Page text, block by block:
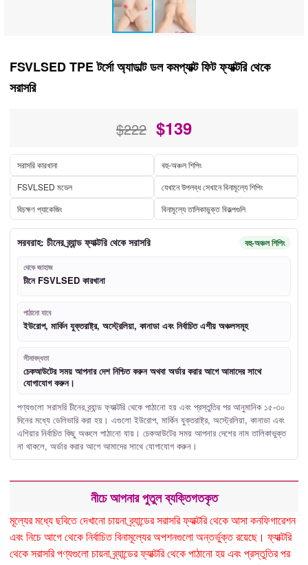
FSVLSED TPE টর্সো অ্যাডাল্ট ডল কমপ্যাক্ট ফিট ফ্যাক্টরি থেকে
সরাসরি
$222 $139
সরাসরি কারখানা
বহু-অঞ্চল শিপিং
FSVLSED মডেল
যেখানে উপলব্ধ সেখানে বিনামূল্যে শিপিং
বিচক্ষণ প্যাকেজিং
বিনামূল্যে তালিকাভুক্ত বিকল্পগুলি
সরবরাহ: চীনের ব্র্যান্ড ফ্যাক্টরি থেকে সরাসরি বহু-অঞ্চল শিপিং
থেকে জাহাজ
চীনে FSVLSED কারখানা
পাঠানো যাবে
ইউরোপ, মার্কিন যুক্তরাষ্ট্র, অস্ট্রেলিয়া, কানাডা এবং নির্বাচিত এশীয় অঞ্চলসমূহ
সীমাবদ্ধতা
চেকআউটের সময় আপনার দেশ নিশ্চিত করুন অথবা অর্ডার করার আগে আমাদের সাথে
যোগাযোগ করুন।
পণ্যগুলো সরাসরি চীনের ব্র্যান্ড ফ্যাক্টরি থেকে পাঠানো হয় এবং প্রস্তুতির পর আনুমানিক ১৫-৩০
দিনের মধ্যে ডেলিভারি করা হয়। এগুলো ইউরোপ, মার্কিন যুক্তরাষ্ট্র, অস্ট্রেলিয়া, কানাডা এবং
এশিয়ার নির্বাচিত কিছু অঞ্চলে পাঠানো যায়। চেকআউটের সময় আপনার দেশের নাম তালিকাভুক্ত
না থাকলে, অর্ডার করার আগে আমাদের সাথে যোগাযোগ করুন।
নীচে আপনার পুতুল ব্যক্তিগতকৃত
মূল্যের মধ্যে ছবিতে দেখানো চায়না ব্র্যান্ডের সরাসরি ফ্যাক্টরি থেকে আসা কনফিগারেশন
এবং নিচে আগে থেকে নির্বাচিত বিনামূল্যের অপশনগুলো অন্তর্ভুক্ত রয়েছে। ফ্যাক্টরি
থেকে সরাসরি পণ্যগুলো চায়না ব্র্যান্ডের ফ্যাক্টরি থেকে পাঠানো হয় এবং প্রস্তুতির পর